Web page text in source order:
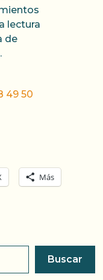
lectura
de
49 50
Más
Buscar